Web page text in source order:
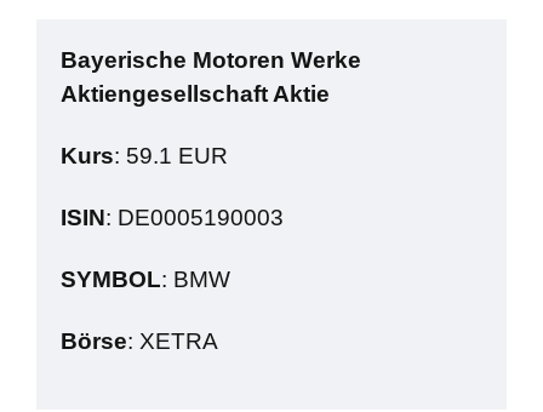
Bayerische Motoren Werke
Aktiengesellschaft Aktie
Kurs: 59.1 EUR
ISIN: DE0005190003
SYMBOL: BMW
Börse: XETRA